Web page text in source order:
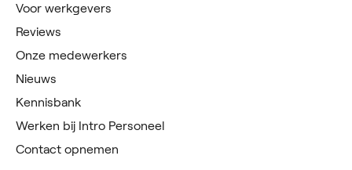
Voor werkgevers
Reviews
Onze medewerkers
Nieuws
Kennisbank
Werken bij Intro Personeel
Contact opnemen